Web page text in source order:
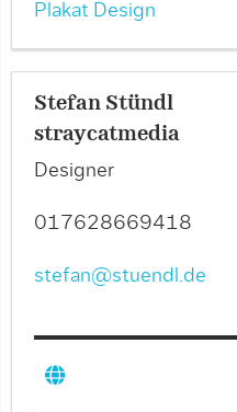
Plakat Design
Stefan Stündl
straycatmedia
Designer
017628669418
stefan@stuendl.de